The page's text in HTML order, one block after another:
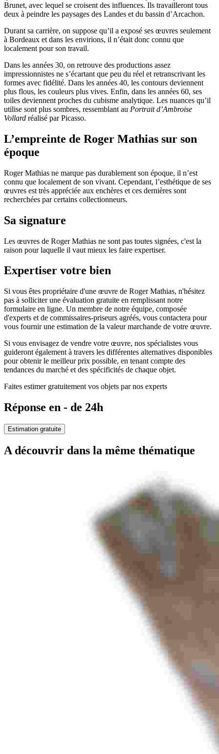
Brunet, avec lequel se croisent des influences. Ils travailleront tous
deux à peindre les paysages des Landes et du bassin d’Arcachon.
Durant sa carrière, on suppose qu’il a exposé ses œuvres seulement
à Bordeaux et dans les envirions, il n’était donc connu que
localement pour son travail.
Dans les années 30, on retrouve des productions assez
impressionnistes ne s’écartant que peu du réel et retranscrivant les
formes avec fidélité. Dans les années 40, les contours deviennent
plus flous, les couleurs plus vives. Enfin, dans les années 60, ses
toiles deviennent proches du cubisme analytique. Les nuances qu’il
utilise sont plus sombres, ressemblant au Portrait d’Ambroise
Vollard réalisé par Picasso.
L’empreinte de Roger Mathias sur son
époque
Roger Mathias ne marque pas durablement son époque, il n’est
connu que localement de son vivant. Cependant, l’esthétique de ses
œuvres est très appréciée aux enchères et ces dernières sont
recherchées par certains collectionneurs.
Sa signature
Les œuvres de Roger Mathias ne sont pas toutes signées, c'est la
raison pour laquelle il vaut mieux les faire expertiser.
Expertiser votre bien
Si vous êtes propriétaire d'une œuvre de Roger Mathias, n'hésitez
pas à solliciter une évaluation gratuite en remplissant notre
formulaire en ligne. Un membre de notre équipe, composée
d'experts et de commissaires-priseurs agréés, vous contactera pour
vous fournir une estimation de la valeur marchande de votre œuvre.
Si vous envisagez de vendre votre œuvre, nos spécialistes vous
guideront également à travers les différentes alternatives disponibles
pour obtenir le meilleur prix possible, en tenant compte des
tendances du marché et des spécificités de chaque objet.
Faites estimer gratuitement vos objets par nos experts
Réponse en - de 24h
Estimation gratuite
A découvrir dans la même thématique